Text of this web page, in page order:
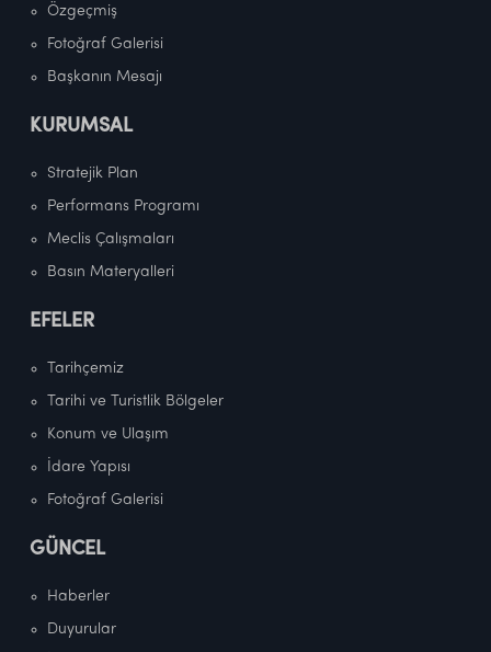
Özgeçmiş
Fotoğraf Galerisi
Başkanın Mesajı
KURUMSAL
Stratejik Plan
Performans Programı
Meclis Çalışmaları
Basın Materyalleri
EFELER
Tarihçemiz
Tarihi ve Turistlik Bölgeler
Konum ve Ulaşım
İdare Yapısı
Fotoğraf Galerisi
GÜNCEL
Haberler
Duyurular